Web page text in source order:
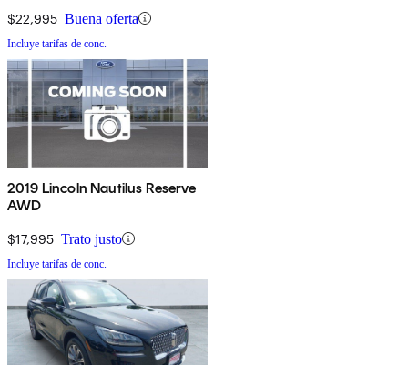
$22,995 Buena oferta
Incluye tarifas de conc.
2019 Lincoln Nautilus Reserve
AWD
$17,995 Trato justo
Incluye tarifas de conc.